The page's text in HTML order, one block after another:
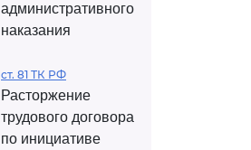
административного
наказания
ст. 81 ТК РФ
Расторжение
трудового договора
по инициативе